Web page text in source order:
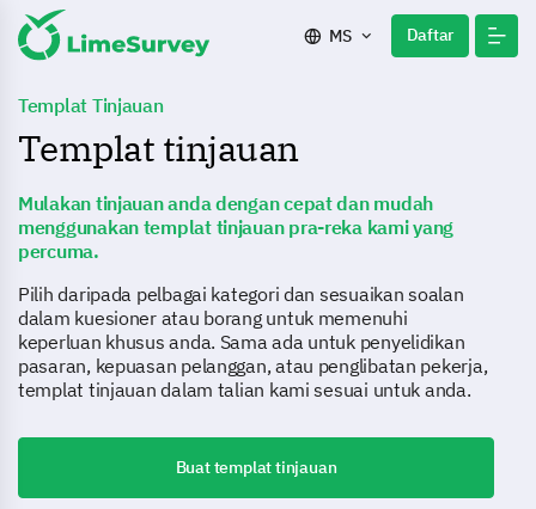
MS Daftar
Templat Tinjauan
Templat tinjauan
Mulakan tinjauan anda dengan cepat dan mudah
menggunakan templat tinjauan pra-reka kami yang
percuma.
Pilih daripada pelbagai kategori dan sesuaikan soalan
dalam kuesioner atau borang untuk memenuhi
keperluan khusus anda. Sama ada untuk penyelidikan
pasaran, kepuasan pelanggan, atau penglibatan pekerja,
templat tinjauan dalam talian kami sesuai untuk anda.
Buat templat tinjauan